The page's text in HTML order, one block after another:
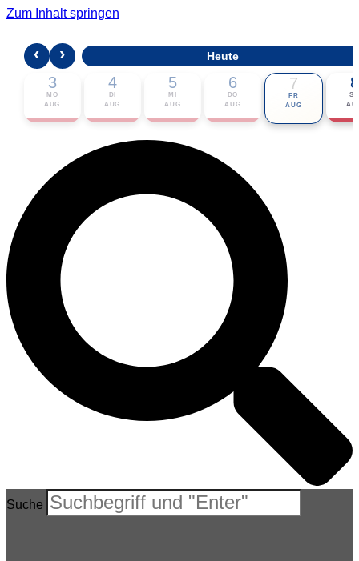
Zum Inhalt springen
🎟 Karten bestellen
‹ › Heute
3
MO
AUG
4
DI
AUG
5
MI
AUG
6
DO
AUG
7
FR
AUG
8
SA
Suche